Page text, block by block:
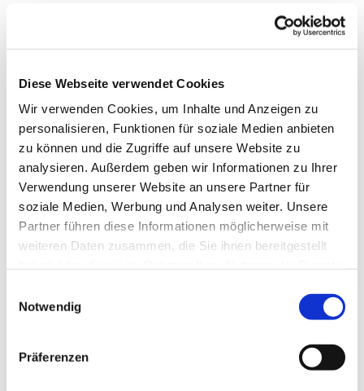
Diese Webseite verwendet Cookies
Wir verwenden Cookies, um Inhalte und Anzeigen zu
personalisieren, Funktionen für soziale Medien anbieten
zu können und die Zugriffe auf unsere Website zu
analysieren. Außerdem geben wir Informationen zu Ihrer
Verwendung unserer Website an unsere Partner für
soziale Medien, Werbung und Analysen weiter. Unsere
Partner führen diese Informationen möglicherweise mit
weiteren Daten zusammen, die Sie ihnen bereitgestellt
Notwendig
Präferenzen
Als Mitglied des Regionalausschusses und als
Kirchengemeinderatsvorsitzender in Neukirchen
Beginn an prägender Teil unserer
hatte er einen wachen Blick für die Menschen in
unseren Gemeinden, ein tiefes
Gerechtigkeitsempfinden und eine große
Verlässlichkeit. Wenn man ihn brauchte, war er
Mit seinen klugen Gedanken, seinen
wertschätzenden Beobachtungen und seiner
offenen, zugewandten Art hat er unser
Sein Engagement war geprägt von
Überzeugung, dass Kirche für die Menschen da
ist. Er hat Zusammenarbeit gefördert und Räume